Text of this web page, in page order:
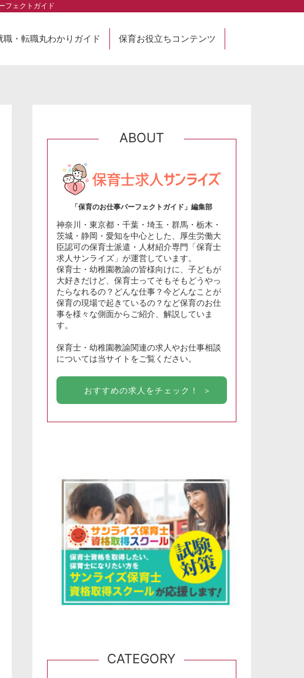
フェクトガイド
職・転職丸わかりガイド 保育お役立ちコンテンツ
ABOUT
「保育のお仕事パーフェクトガイド」編集部
神奈川・東京都・千葉・埼玉・群馬・栃木・
茨城・静岡・愛知を中心とした、厚生労働大
臣認可の保育士派遣・人材紹介専門「保育士
求人サンライズ」が運営しています。
保育士・幼稚園教諭の皆様向けに、子どもが
大好きだけど、保育士ってそもそもどうやっ
たらなれるの？どんな仕事？今どんなことが
保育の現場で起きているの？など保育のお仕
事を様々な側面からご紹介、解説していま
す。
保育士・幼稚園教諭関連の求人やお仕事相談
については当サイトをご覧ください。
おすすめの求人をチェック！
CATEGORY